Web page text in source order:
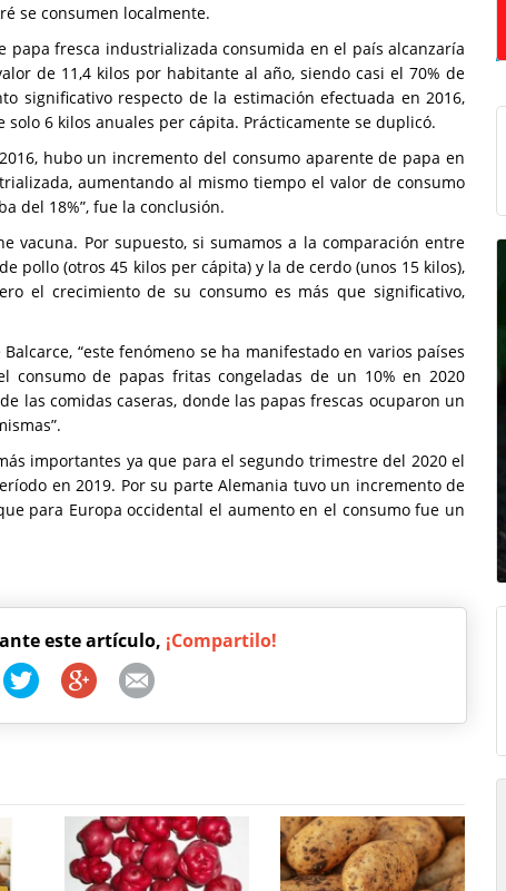
se consumen localmente.
papa fresca industrializada consumida en el país alcanzaría
de 11,4 kilos por habitante al año, siendo casi el 70% de
significativo respecto de la estimación efectuada en 2016,
6 kilos anuales per cápita. Prácticamente se duplicó.
hubo un incremento del consumo aparente de papa en
aumentando al mismo tiempo el valor de consumo
del 18%”, fue la conclusión.
vacuna. Por supuesto, si sumamos a la comparación entre
pollo (otros 45 kilos per cápita) y la de cerdo (unos 15 kilos),
el crecimiento de su consumo es más que significativo,
“este fenómeno se ha manifestado en varios países
consumo de papas fritas congeladas de un 10% en 2020
las comidas caseras, donde las papas frescas ocuparon un
importantes ya que para el segundo trimestre del 2020 el
en 2019. Por su parte Alemania tuvo un incremento de
para Europa occidental el aumento en el consumo fue un
este artículo, ¡Compartilo!